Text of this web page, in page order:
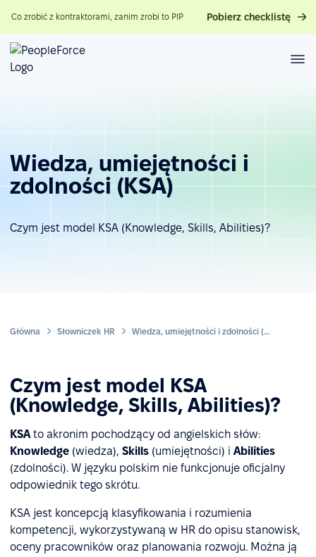
Co zrobić z kontraktorami, zanim zrobi to PIP Pobierz checklistę
Wiedza, umiejętności i
zdolności (KSA)
Czym jest model KSA (Knowledge, Skills, Abilities)?
Główna Słowniczek HR Wiedza, umiejętności i zdolności (KSA)
Czym jest model KSA
(Knowledge, Skills, Abilities)?
KSA to akronim pochodzący od angielskich słów:
Knowledge (wiedza), Skills (umiejętności) i Abilities
(zdolności). W języku polskim nie funkcjonuje oficjalny
odpowiednik tego skrótu.
KSA jest koncepcją klasyfikowania i rozumienia
kompetencji, wykorzystywaną w HR do opisu stanowisk,
oceny pracowników oraz planowania rozwoju. Można ją